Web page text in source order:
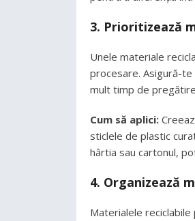
3. Prioritizează
Unele materiale
procesare. Asigură-te
mult timp de
Cum să aplici:
sticlele de plastic
hârtia sau cartonul,
4. Organizează
Materialele reciclabile